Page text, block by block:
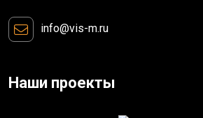
info@vis-m.ru
Наши проекты